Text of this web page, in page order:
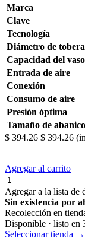
Marca
Clave
Tecnología
Diámetro de tobera
Capacidad del vaso
Entrada de aire
Conexión
Consumo de aire
Presión óptima
Tamaño de abanico
$ 394.26 $394.26
Agregar al carrito
Agregar a la lista de
Sin existencia por
Recolección en
Disponible · listo en
Seleccionar tienda →